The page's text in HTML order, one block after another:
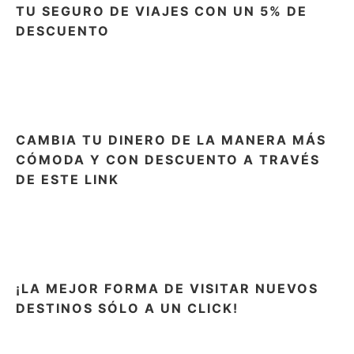
TU SEGURO DE VIAJES CON UN 5% DE
DESCUENTO
CAMBIA TU DINERO DE LA MANERA MÁS
CÓMODA Y CON DESCUENTO A TRAVÉS
DE ESTE LINK
¡LA MEJOR FORMA DE VISITAR NUEVOS
DESTINOS SÓLO A UN CLICK!